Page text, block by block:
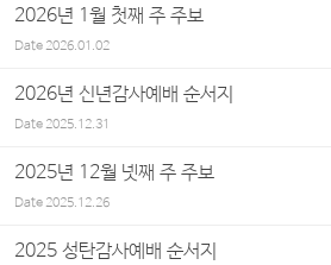
2026년 1월 첫째 주 주보
Date2026.01.02
2026년 신년감사예배 순서지
Date2025.12.31
2025년 12월 넷째 주 주보
Date2025.12.26
2025 성탄감사예배 순서지